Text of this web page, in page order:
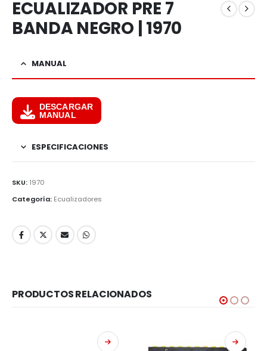
ECUALIZADOR PRE 7
BANDA NEGRO | 1970
MANUAL
DESCARGAR
MANUAL
ESPECIFICACIONES
SKU: 1970
Categoría: Ecualizadores
PRODUCTOS RELACIONADOS